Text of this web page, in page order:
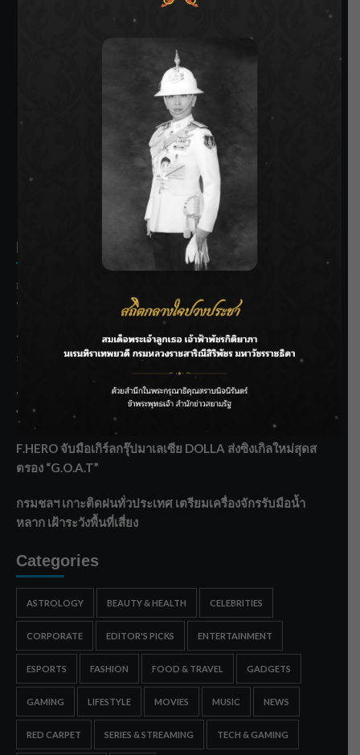
SIAMRATH VARIETY
THE BEST ENTERTAINMENT
Recent Posts
กรมชลฯ รับฟังประชาชน ติดตามแก้ปัญหาโครงการประตู
ระบายน้ำศรีสองรักฯ
‘แมน การิน’ แชร์ความเชื่อชวนคิด! “อยากกินอะไรหลังจาก
ลาโลกนี้ ให้ใส่บาตรสิ่งนั้นไว้ตอนยังมีชีวิต”
ราชเลขานุการในพระองค์ฯ ติดตามโครงการหุบกะพง–ห้วย
ทรายใต้ เสริมความมั่นคงน้ำเพชรบุรี
F.HERO จับมือเกิร์ลกรุ๊ปมาเลเซีย DOLLA ส่งซิงเกิลใหม่สุดส
ตรอง “G.O.A.T”
กรมชลฯ เกาะติดฝนทั่วประเทศ เตรียมเครื่องจักรรับมือน้ำ
หลาก เฝ้าระวังพื้นที่เสี่ยง
Categories
ASTROLOGY BEAUTY & HEALTH CELEBRITIES
CORPORATE EDITOR'S PICKS ENTERTAINMENT
ESPORTS FASHION FOOD & TRAVEL GADGETS
GAMING LIFESTYLE MOVIES MUSIC NEWS
RED CARPET SERIES & STREAMING TECH & GAMING